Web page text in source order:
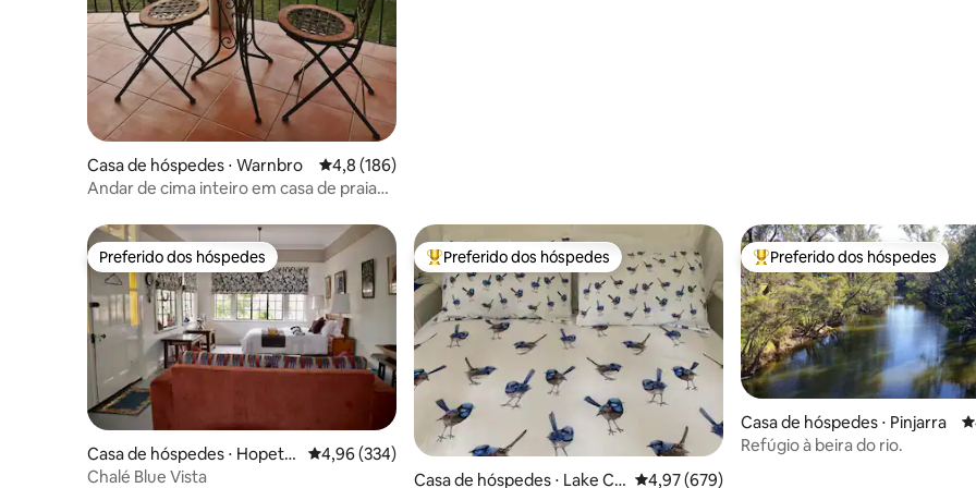
Casa de hóspedes ⋅ Warnbro 4,8 de uma avaliação média de 5, 186 avaliações
4,8 (186)
Andar de cima inteiro em casa de praia
Preferido dos hóspedes
Preferido dos hóspedes
Casa de hóspedes ⋅ Hopeto
un
4,96 de uma avaliação média de 5, 334 avaliações
4,96 (334)
Chalé Blue Vista
Entre os melhores preferidos dos hóspedes
Preferido dos hóspedes
Casa de hóspedes ⋅ Lake Cli
4,97 de uma avaliação média de 5, 679
4,97 (679)
Entre os melhores preferidos
Preferido dos hóspedes
Casa de hóspedes ⋅ Pinjarra
Refúgio à beira do rio.